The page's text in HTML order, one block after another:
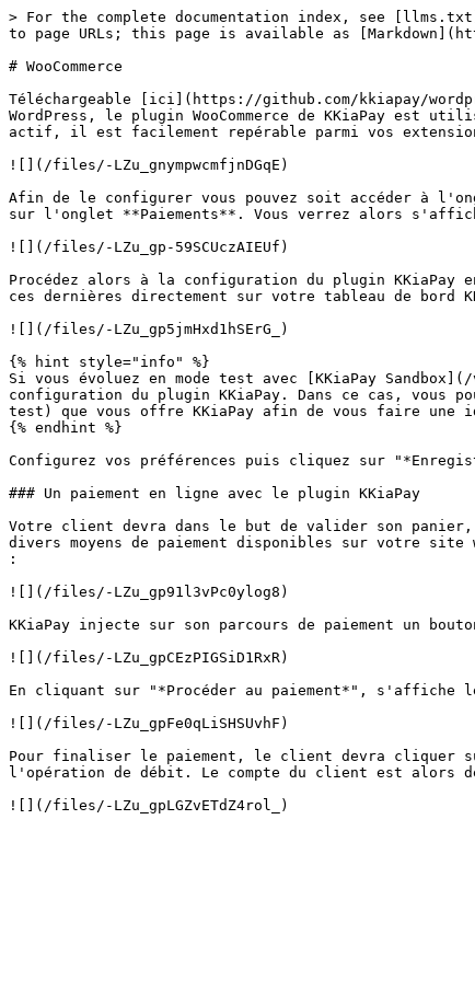
> For the complete documentation index, see
to page URLs; this page is available as
# WooCommerce
Téléchargeable [ici](https://github.com/kkiapay/
WordPress, le plugin WooCommerce de KKiaPay
actif, il est facilement repérable parmi vos
![](/files/-LZu_gnympwcmfjnDGqE)
Afin de le configurer vous pouvez soit accéder à
sur l'onglet **Paiements**. Vous verrez alors
![](/files/-LZu_gp-59SCUczAIEUf)
Procédez alors à la configuration du plugin
ces dernières directement sur votre tableau de bord
![](/files/-LZu_gp5jmHxd1hSErG_)
{% hint style="info" %}
Si vous évoluez en mode test avec [KKiaPay
configuration du plugin KKiaPay. Dans ce cas, vous
test) que vous offre KKiaPay afin de vous faire une
{% endhint %}
Configurez vos préférences puis cliquez sur
### Un paiement en ligne avec le plugin KKiaPay
Votre client devra dans le but de valider son
divers moyens de paiement disponibles sur votre site
:
![](/files/-LZu_gp91l3vPc0ylog8)
KKiaPay injecte sur son parcours de paiement un
![](/files/-LZu_gpCEzPIGSiD1RxR)
En cliquant sur "*Procéder au paiement*", s'affiche
![](/files/-LZu_gpFe0qLiSHSUvhF)
Pour finaliser le paiement, le client devra cliquer
l'opération de débit. Le compte du client est alors